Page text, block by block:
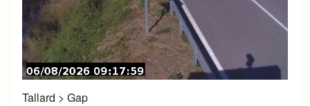
Tallard > Gap